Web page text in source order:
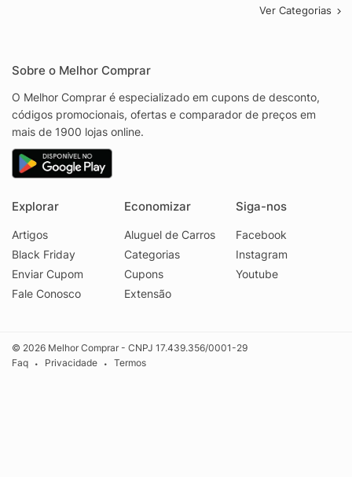
Ver Categorias
Sobre o Melhor Comprar
O Melhor Comprar é especializado em cupons de desconto,
códigos promocionais, ofertas e comparador de preços em
mais de 1900 lojas online.
Explorar
Artigos
Black Friday
Enviar Cupom
Fale Conosco
Economizar
Aluguel de Carros
Categorias
Cupons
Extensão
Siga-nos
Facebook
Instagram
Youtube
© 2026 Melhor Comprar - CNPJ 17.439.356/0001-29
Faq
• Privacidade • Termos